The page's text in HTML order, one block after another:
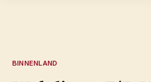
BINNENLAND